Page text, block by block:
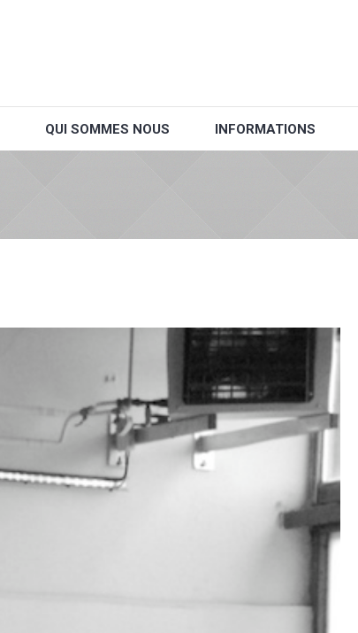
QUI SOMMES NOUS INFORMATIONS